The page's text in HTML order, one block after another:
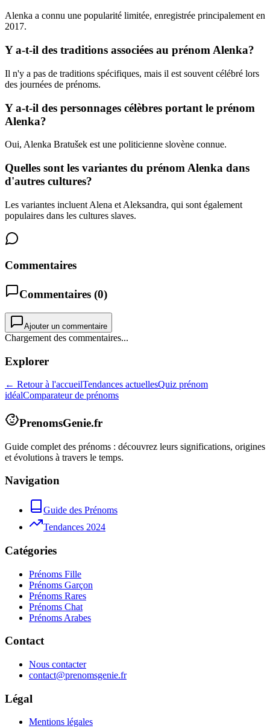
Alenka a connu une popularité limitée, enregistrée principalement en
2017.
Y a-t-il des traditions associées au prénom Alenka?
Il n'y a pas de traditions spécifiques, mais il est souvent célébré lors
des journées de prénoms.
Y a-t-il des personnages célèbres portant le prénom
Alenka?
Oui, Alenka Bratušek est une politicienne slovène connue.
Quelles sont les variantes du prénom Alenka dans
d'autres cultures?
Les variantes incluent Alena et Aleksandra, qui sont également
populaires dans les cultures slaves.
Commentaires
Commentaires (0)
Ajouter un commentaire
Chargement des commentaires...
Explorer
← Retour à l'accueilTendances actuellesQuiz prénom
idéalComparateur de prénoms
PrenomsGenie.fr
Guide complet des prénoms : découvrez leurs significations, origines
et évolutions à travers le temps.
Navigation
Guide des Prénoms
Tendances 2024
Catégories
Prénoms Fille
Prénoms Garçon
Prénoms Rares
Prénoms Chat
Prénoms Arabes
Contact
Nous contacter
contact@prenomsgenie.fr
Légal
Mentions légales